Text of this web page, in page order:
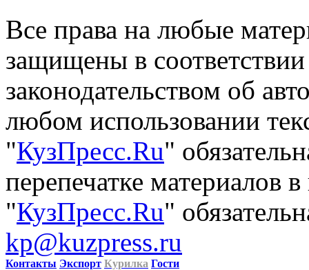
Все права на любые
защищены в
законодательством об
любом использовании
"КузПресс.Ru"
перепечатке материалов
"КузПресс.Ru"
kp@kuzpress.ru
Контакты Экспорт Курилка Гости